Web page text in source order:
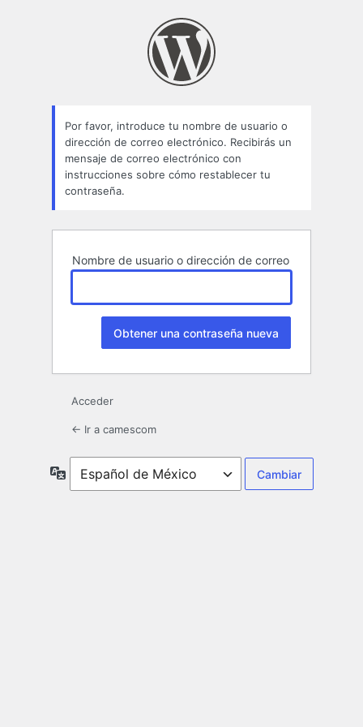
Por favor, introduce tu nombre de usuario o
dirección de correo electrónico. Recibirás un
mensaje de correo electrónico con
instrucciones sobre cómo restablecer tu
contraseña.
Nombre de usuario o dirección de correo
Acceder
← Ir a camescom
Idioma